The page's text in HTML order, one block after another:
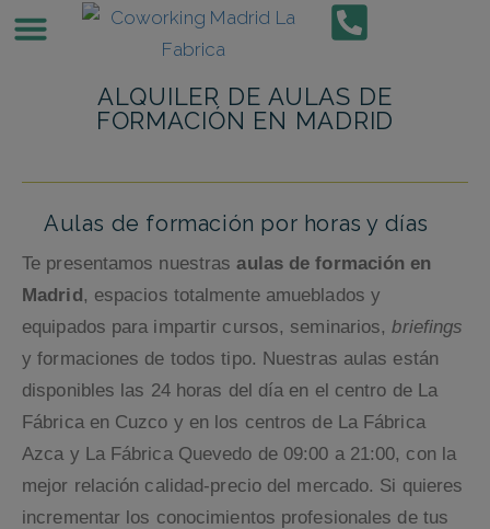
ALQUILER DE AULAS DE
FORMACIÓN EN MADRID
Aulas de formación por horas y días
Te presentamos nuestrasaulas de formación en
Madrid, espacios totalmente amueblados y
equipados para impartir cursos, seminarios,briefings
y formaciones de todos tipo. Nuestras aulas están
disponibles las 24 horas del día en el centro de La
Fábrica en Cuzco y en los centros de La Fábrica
Azca y La Fábrica Quevedo de 09:00 a 21:00, con la
mejor relación calidad-precio del mercado. Si quieres
incrementar los conocimientos profesionales de tus